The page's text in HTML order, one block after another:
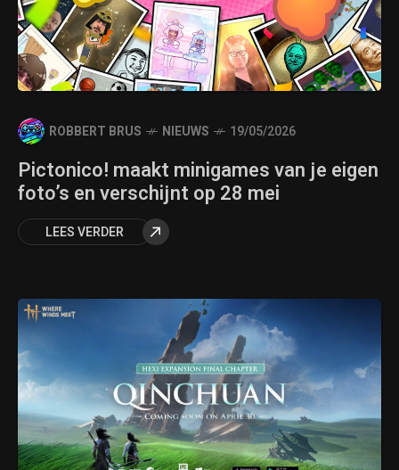
ROBBERT BRUS NIEUWS 19/05/2026
Pictonico! maakt minigames van je eigen
foto’s en verschijnt op 28 mei
LEES VERDER